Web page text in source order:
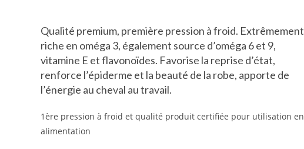
Qualité premium, première pression à froid. Extrêmement
riche en oméga 3, également source d’oméga 6 et 9,
vitamine E et flavonoïdes. Favorise la reprise d’état,
renforce l’épiderme et la beauté de la robe, apporte de
l’énergie au cheval au travail.
1ère pression à froid et qualité produit certifiée pour utilisation en
alimentation